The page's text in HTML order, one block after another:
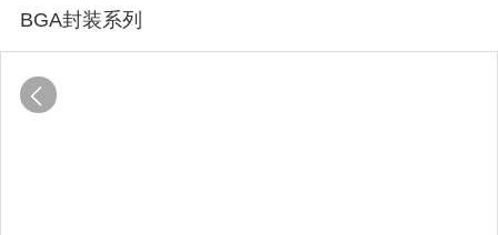
BGA封装系列